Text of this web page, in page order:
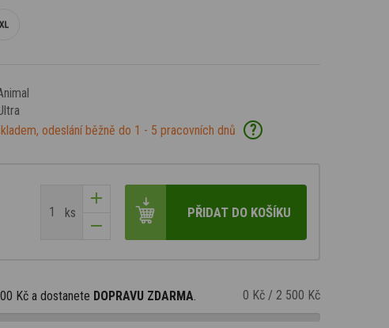
odeslání běžně do 1 - 5 pracovních dnů ?
ks PŘIDAT DO KOŠÍKU
Kč a dostanete DOPRAVU ZDARMA. 0 Kč / 2 500 Kč